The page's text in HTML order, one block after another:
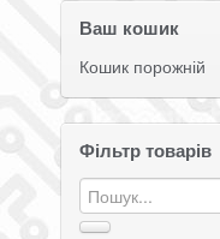
Ваш кошик
Кошик порожній
Фільтр товарів